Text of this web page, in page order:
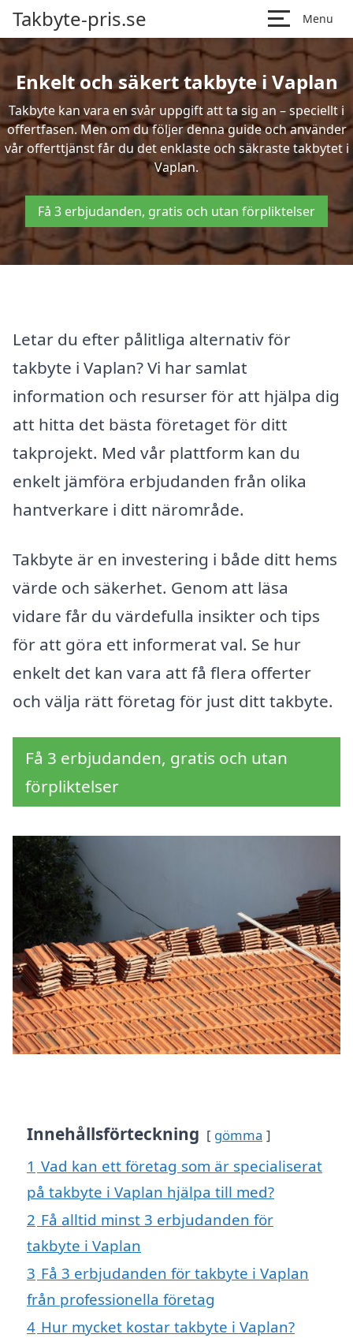
Takbyte-pris.se Menu
Enkelt och säkert takbyte i Vaplan
Takbyte kan vara en svår uppgift att ta sig an – speciellt i
offertfasen. Men om du följer denna guide och använder
vår offerttjänst får du det enklaste och säkraste takbytet i
Vaplan.
Få 3 erbjudanden, gratis och utan förpliktelser
Letar du efter pålitliga alternativ för
takbyte i Vaplan? Vi har samlat
information och resurser för att hjälpa dig
att hitta det bästa företaget för ditt
takprojekt. Med vår plattform kan du
enkelt jämföra erbjudanden från olika
hantverkare i ditt närområde.
Takbyte är en investering i både ditt hems
värde och säkerhet. Genom att läsa
vidare får du värdefulla insikter och tips
för att göra ett informerat val. Se hur
enkelt det kan vara att få flera offerter
och välja rätt företag för just ditt takbyte.
Få 3 erbjudanden, gratis och utan
förpliktelser
Innehållsförteckning gömma
1 Vad kan ett företag som är specialiserat
på takbyte i Vaplan hjälpa till med?
2 Få alltid minst 3 erbjudanden för
takbyte i Vaplan
3 Få 3 erbjudanden för takbyte i Vaplan
från professionella företag
4 Hur mycket kostar takbyte i Vaplan?